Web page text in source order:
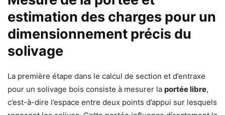
estimation des charges pour un
dimensionnement précis du
solivage
La première étape dans le calcul de section et d’entraxe
pour un solivage bois consiste à mesurer la portée libre,
c’est-à-dire l’espace entre deux points d’appui sur lesquels